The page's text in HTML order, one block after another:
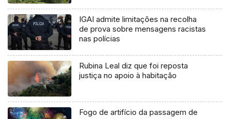
IGAI admite limitações na recolha
de prova sobre mensagens racistas
nas polícias
Rubina Leal diz que foi reposta
justiça no apoio à habitação
Fogo de artifício da passagem de